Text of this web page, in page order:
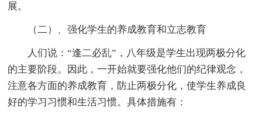
展。
（二）、强化学生的养成教育和立志教育
人们说：“逢二必乱”，八年级是学生出现两极分化
的主要阶段。因此，一开始就要强化他们的纪律观念，
注意各方面的养成教育，防止两极分化，使学生养成良
好的学习习惯和生活习惯。具体措施有：